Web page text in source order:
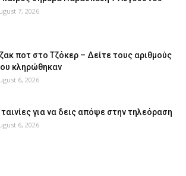
7, 2026
ποτ στο Τζόκερ – Δείτε τους αριθμούς
κληρώθηκαν
6, 2026
ταινίες για να δεις απόψε στην τηλεόραση
6, 2026